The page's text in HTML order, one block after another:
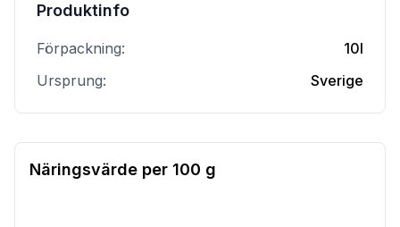
Produktinfo
Förpackning:
10l
Ursprung:
Sverige
Näringsvärde per 100 g